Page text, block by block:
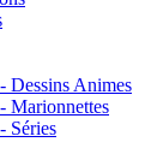
Dessins Animes
Marionnettes
Séries